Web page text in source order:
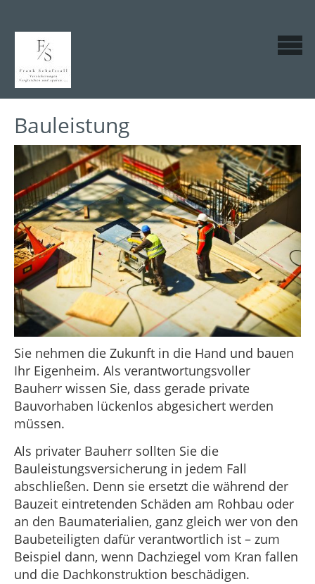
Bauleistung
Sie nehmen die Zukunft in die Hand und bauen
Ihr Eigenheim. Als verantwortungsvoller
Bauherr wissen Sie, dass gerade private
Bauvorhaben lückenlos abgesichert werden
müssen.
Als privater Bauherr sollten Sie die
Bauleistungsversicherung in jedem Fall
abschließen. Denn sie ersetzt die während der
Bauzeit eintretenden Schäden am Rohbau oder
an den Baumaterialien, ganz gleich wer von den
Baubeteiligten dafür verantwortlich ist – zum
Beispiel dann, wenn Dachziegel vom Kran fallen
und die Dachkonstruktion beschädigen.